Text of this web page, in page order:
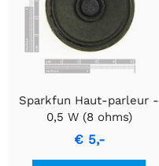
Sparkfun Haut-parleur -
0,5 W (8 ohms)
€ 5,-